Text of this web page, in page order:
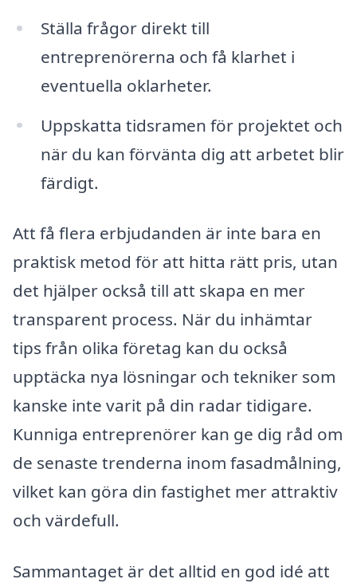
Ställa frågor direkt till
entreprenörerna och få klarhet i
eventuella oklarheter.
Uppskatta tidsramen för projektet och
när du kan förvänta dig att arbetet blir
färdigt.
Att få flera erbjudanden är inte bara en
praktisk metod för att hitta rätt pris, utan
det hjälper också till att skapa en mer
transparent process. När du inhämtar
tips från olika företag kan du också
upptäcka nya lösningar och tekniker som
kanske inte varit på din radar tidigare.
Kunniga entreprenörer kan ge dig råd om
de senaste trenderna inom fasadmålning,
vilket kan göra din fastighet mer attraktiv
och värdefull.
Sammantaget är det alltid en god idé att